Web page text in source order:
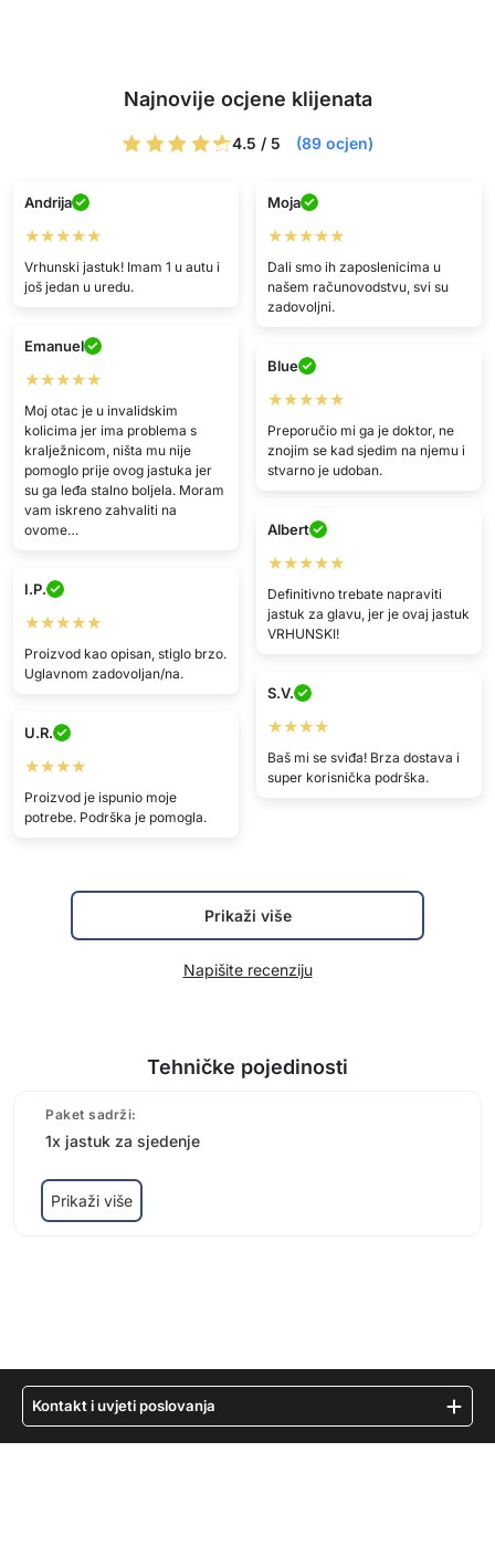
Najnovije ocjene klijenata
4.5 / 5 (89 ocjen)
Andrija
★★★★★
Vrhunski jastuk! Imam 1 u autu i
još jedan u uredu.
Moja
★★★★★
Dali smo ih zaposlenicima u
našem računovodstvu, svi su
zadovoljni.
Emanuel
★★★★★
Moj otac je u invalidskim
kolicima jer ima problema s
kralježnicom, ništa mu nije
pomoglo prije ovog jastuka jer
su ga leđa stalno boljela. Moram
vam iskreno zahvaliti na
ovome…
Blue
★★★★★
Preporučio mi ga je doktor, ne
znojim se kad sjedim na njemu i
stvarno je udoban.
Albert
★★★★★
Definitivno trebate napraviti
jastuk za glavu, jer je ovaj jastuk
VRHUNSKI!
I.P.
★★★★★
Proizvod kao opisan, stiglo brzo.
Uglavnom zadovoljan/na.
S.V.
★★★★
Baš mi se sviđa! Brza dostava i
super korisnička podrška.
U.R.
★★★★
Proizvod je ispunio moje
potrebe. Podrška je pomogla.
Prikaži više
Napišite recenziju
Tehničke pojedinosti
Paket sadrži:
1x jastuk za sjedenje
Prikaži više
Kontakt i uvjeti poslovanja